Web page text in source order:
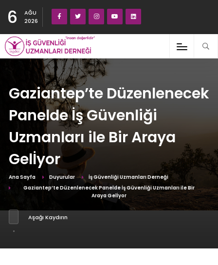
6
AĞU
2026
Gaziantep’te Düzenlenecek
Panelde İş Güvenliği
Uzmanları ile Bir Araya
Gelİyor
Ana Sayfa Duyurular
İş Güvenliği Uzmanları Derneği
Gaziantep’te Düzenlenecek Panelde İş Güvenliği Uzmanları ile Bir
Araya Gelİyor
Aşağı Kaydırın